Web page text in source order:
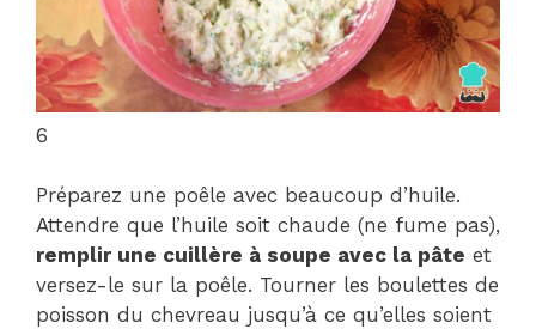
6
Préparez une poêle avec beaucoup d’huile.
Attendre que l’huile soit chaude (ne fume pas),
remplir une cuillère à soupe avec la pâte et
versez-le sur la poêle. Tourner les boulettes de
poisson du chevreau jusqu’à ce qu’elles soient